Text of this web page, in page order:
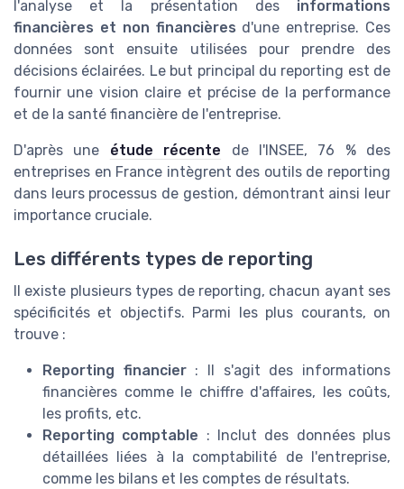
l'analyse et la présentation des informations
financières et non financières d'une entreprise. Ces
données sont ensuite utilisées pour prendre des
décisions éclairées. Le but principal du reporting est de
fournir une vision claire et précise de la performance
et de la santé financière de l'entreprise.
D'après une étude récente de l'INSEE, 76 % des
entreprises en France intègrent des outils de reporting
dans leurs processus de gestion, démontrant ainsi leur
importance cruciale.
Les différents types de reporting
Il existe plusieurs types de reporting, chacun ayant ses
spécificités et objectifs. Parmi les plus courants, on
trouve :
Reporting financier: Il s'agit des informations
financières comme le chiffre d'affaires, les coûts,
les profits, etc.
Reporting comptable : Inclut des données plus
détaillées liées à la comptabilité de l'entreprise,
comme les bilans et les comptes de résultats.